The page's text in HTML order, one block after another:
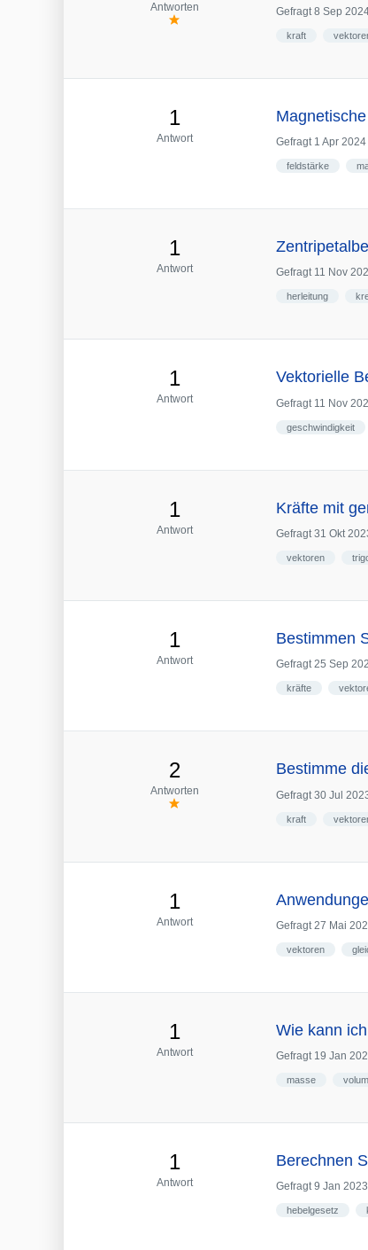
Antworten Gefragt 8 Sep
kraft
1
Antwort Gefragt 1 Apr 2024
feldstärke
1
Antwort Gefragt 11 Nov
herleitung
1
Antwort
Vektorielle
Gefragt 11 Nov
geschwindigkeit
1
Antwort
Kräfte mit
Gefragt 31 Okt
vektoren
1
Antwort
Bestimmen
Gefragt 25 Sep
kräfte
2
Antworten
Bestimme
Gefragt 30 Jul
kraft
1
Antwort Gefragt 27 Mai
vektoren
1
Antwort
Wie kann
Gefragt 19 Jan
masse
1
Antwort
Berechnen
Gefragt 9 Jan 2023
hebelgesetz